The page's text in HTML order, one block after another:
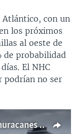
Atlántico, con un
los próximos
al oeste de
de probabilidad
El NHC
podrían no ser
Pronostican mayor actividad de huracanes en el Atlántico